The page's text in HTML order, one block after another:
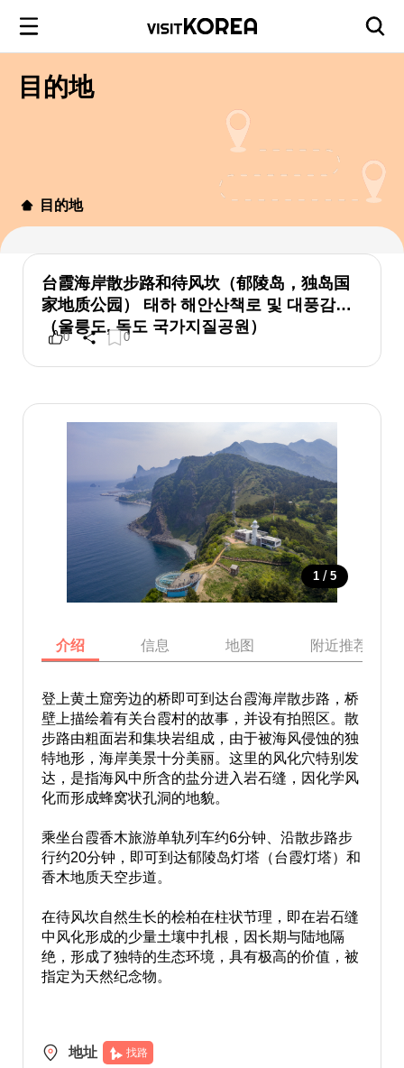
目的地
目的地
台霞海岸散步路和待风坎（郁陵岛，独岛国
家地质公园） 태하 해안산책로 및 대풍감
（울릉도, 독도 국가지질공원）
0 0
1 / 5
介绍 信息 地图 附近推荐景点
登上黄土窟旁边的桥即可到达台霞海岸散步路，桥
壁上描绘着有关台霞村的故事，并设有拍照区。散
步路由粗面岩和集块岩组成，由于被海风侵蚀的独
特地形，海岸美景十分美丽。这里的风化穴特别发
达，是指海风中所含的盐分进入岩石缝，因化学风
化而形成蜂窝状孔洞的地貌。
乘坐台霞香木旅游单轨列车约6分钟、沿散步路步
行约20分钟，即可到达郁陵岛灯塔（台霞灯塔）和
香木地质天空步道。
在待风坎自然生长的桧柏在柱状节理，即在岩石缝
中风化形成的少量土壤中扎根，因长期与陆地隔
绝，形成了独特的生态环境，具有极高的价值，被
指定为天然纪念物。
地址 找路